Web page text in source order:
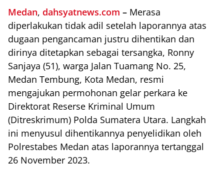
Medan, dahsyatnews.com – Merasa
diperlakukan tidak adil setelah laporannya atas
dugaan pengancaman justru dihentikan dan
dirinya ditetapkan sebagai tersangka, Ronny
Sanjaya (51), warga Jalan Tuamang No. 25,
Medan Tembung, Kota Medan, resmi
mengajukan permohonan gelar perkara ke
Direktorat Reserse Kriminal Umum
(Ditreskrimum) Polda Sumatera Utara. Langkah
ini menyusul dihentikannya penyelidikan oleh
Polrestabes Medan atas laporannya tertanggal
26 November 2023.